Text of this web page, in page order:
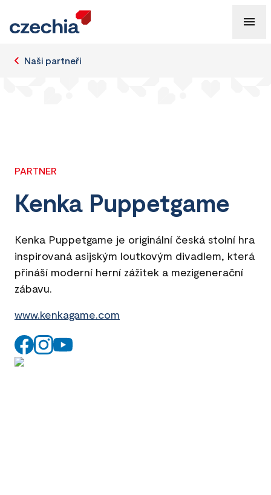
Naši partneři
PARTNER
Kenka Puppetgame
Kenka Puppetgame je originální česká stolní hra
inspirovaná asijským loutkovým divadlem, která
přináší moderní herní zážitek a mezigenerační
zábavu.
www.kenkagame.com